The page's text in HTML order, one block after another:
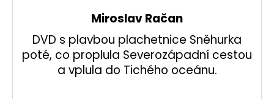
Miroslav Račan
DVD s plavbou plachetnice Sněhurka
poté, co proplula Severozápadní cestou
a vplula do Tichého oceánu.